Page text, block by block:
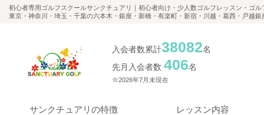
初心者専用ゴルフスクールサンクチュアリ｜初心者向け・少人数ゴルフレッスン・ゴル
東京・神奈川・埼玉・千葉の六本木・銀座・新橋・有楽町・新宿・川越・葛西・戸越
入会者数累計38082名
先月入会者数 406名
※2026年7月末現在
サンクチュアリの特徴 レッスン内容